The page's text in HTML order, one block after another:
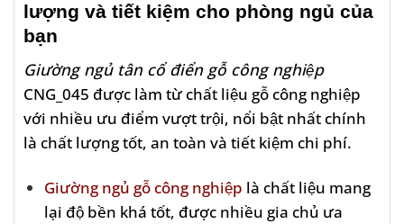
lượng và tiết kiệm cho phòng ngủ của
bạn
Giường ngủ tân cổ điển gỗ công nghiệp
CNG_045 được làm từ chất liệu gỗ công nghiệp
với nhiều ưu điểm vượt trội, nổi bật nhất chính
là chất lượng tốt, an toàn và tiết kiệm chi phí.
Giường ngủ gỗ công nghiệp là chất liệu mang
lại độ bền khá tốt, được nhiều gia chủ ưa